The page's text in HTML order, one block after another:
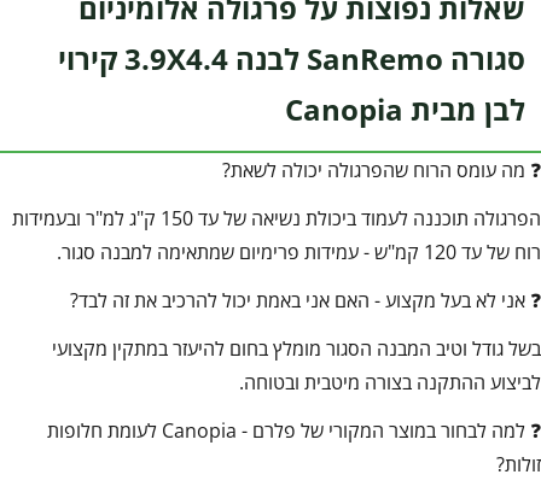
סגורה SanRemo לבנה 3.9X4.4 קירוי
לבן מבית Canopia
❓ מה עומס הרוח שהפרגולה יכולה לשאת?
הפרגולה תוכננה לעמוד ביכולת נשיאה של עד 150 ק"ג למ"ר ובעמידות
רוח של עד 120 קמ"ש - עמידות פרימיום שמתאימה למבנה סגור.
❓ אני לא בעל מקצוע - האם אני באמת יכול להרכיב את זה לבד?
בשל גודל וטיב המבנה הסגור מומלץ בחום להיעזר במתקין מקצועי
לביצוע ההתקנה בצורה מיטבית ובטוחה.
❓ למה לבחור במוצר המקורי של פלרם - Canopia לעומת חלופות
זולות?